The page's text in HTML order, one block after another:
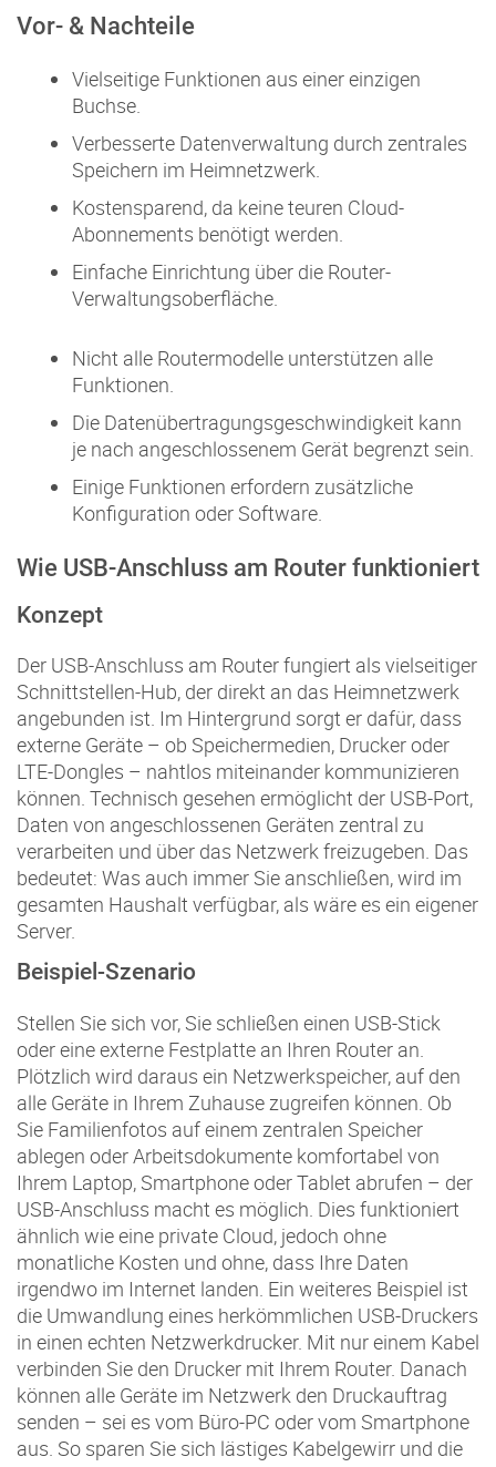
Vor- & Nachteile
Vielseitige Funktionen aus einer einzigen
Buchse.
Verbesserte Datenverwaltung durch zentrales
Speichern im Heimnetzwerk.
Kostensparend, da keine teuren Cloud-
Abonnements benötigt werden.
Einfache Einrichtung über die Router-
Verwaltungsoberfläche.
Nicht alle Routermodelle unterstützen alle
Funktionen.
Die Datenübertragungsgeschwindigkeit kann
je nach angeschlossenem Gerät begrenzt sein.
Einige Funktionen erfordern zusätzliche
Konfiguration oder Software.
Wie USB-Anschluss am Router funktioniert
Konzept
Der USB-Anschluss am Router fungiert als vielseitiger
Schnittstellen-Hub, der direkt an das Heimnetzwerk
angebunden ist. Im Hintergrund sorgt er dafür, dass
externe Geräte – ob Speichermedien, Drucker oder
LTE-Dongles – nahtlos miteinander kommunizieren
können. Technisch gesehen ermöglicht der USB-Port,
Daten von angeschlossenen Geräten zentral zu
verarbeiten und über das Netzwerk freizugeben. Das
bedeutet: Was auch immer Sie anschließen, wird im
gesamten Haushalt verfügbar, als wäre es ein eigener
Server.
Beispiel-Szenario
Stellen Sie sich vor, Sie schließen einen USB-Stick
oder eine externe Festplatte an Ihren Router an.
Plötzlich wird daraus ein Netzwerkspeicher, auf den
alle Geräte in Ihrem Zuhause zugreifen können. Ob
Sie Familienfotos auf einem zentralen Speicher
ablegen oder Arbeitsdokumente komfortabel von
Ihrem Laptop, Smartphone oder Tablet abrufen – der
USB-Anschluss macht es möglich. Dies funktioniert
ähnlich wie eine private Cloud, jedoch ohne
monatliche Kosten und ohne, dass Ihre Daten
irgendwo im Internet landen. Ein weiteres Beispiel ist
die Umwandlung eines herkömmlichen USB-Druckers
in einen echten Netzwerkdrucker. Mit nur einem Kabel
verbinden Sie den Drucker mit Ihrem Router. Danach
können alle Geräte im Netzwerk den Druckauftrag
senden – sei es vom Büro-PC oder vom Smartphone
aus. So sparen Sie sich lästiges Kabelgewirr und die